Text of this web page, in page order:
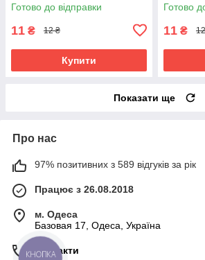
Готово до відправки
11 ₴ 12 ₴
Купити
Готово
11 ₴
Показати ще
Про нас
97% позитивних з 589 відгуків за рік
Працює з 26.08.2018
м. Одеса
Базовая 17, Одеса, Україна
Контакти
КНОПКА